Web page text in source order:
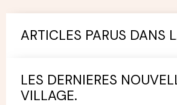
ARTICLES PARUS DANS
LES DERNIERES
VILLAGE.